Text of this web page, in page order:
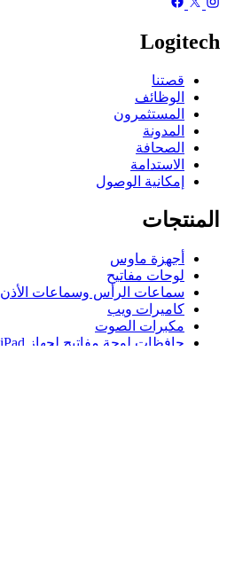
Logitech
قصتنا
الوظائف
المستثمرون
المدونة
الصحافة
الاستدامة
إمكانية الوصول
المنتجات
أجهزة ماوس
لوحات مفاتيح
سماعات الرأس وسماعات الأذن
كاميرات ويب
مكبرات الصوت
حافظات لوحة مفاتيح لجهاز iPad